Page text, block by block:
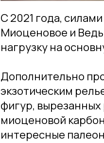
С 2021 года,
Миоценовое и
нагрузку на
Дополнительно
экзотическим
фигур, вырезанных
миоценовой
интересные